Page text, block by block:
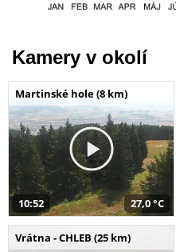
Kamery v okolí
Martinské hole (8 km)
10:52 27,0 °C
Vrátna - CHLEB (25 km)